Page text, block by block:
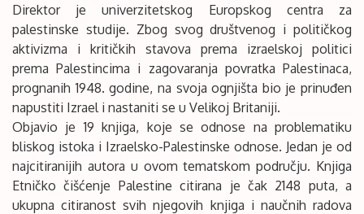
Direktor je univerzitetskog Europskog centra za
palestinske studije. Zbog svog društvenog i političkog
aktivizma i kritičkih stavova prema izraelskoj politici
prema Palestincima i zagovaranja povratka Palestinaca,
prognanih 1948. godine, na svoja ognjišta bio je prinuđen
napustiti Izrael i nastaniti se u Velikoj Britaniji.
Objavio je 19 knjiga, koje se odnose na problematiku
bliskog istoka i Izraelsko-Palestinske odnose. Jedan je od
najcitiranijih autora u ovom tematskom području. Knjiga
Etničko čišćenje Palestine citirana je čak 2148 puta, a
ukupna citiranost svih njegovih knjiga i naučnih radova